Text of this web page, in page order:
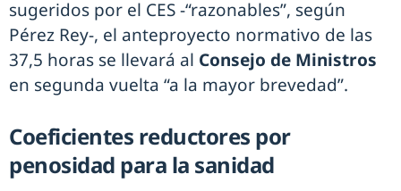
sugeridos por el CES -“razonables”, según
Pérez Rey-, el anteproyecto normativo de las
37,5 horas se llevará al Consejo de Ministros
en segunda vuelta “a la mayor brevedad”.
Coeficientes reductores por
penosidad para la sanidad